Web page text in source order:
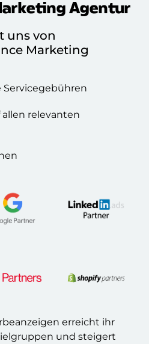
Agentur
uns von
Marketing
relevanten
erreicht ihr
und steigert